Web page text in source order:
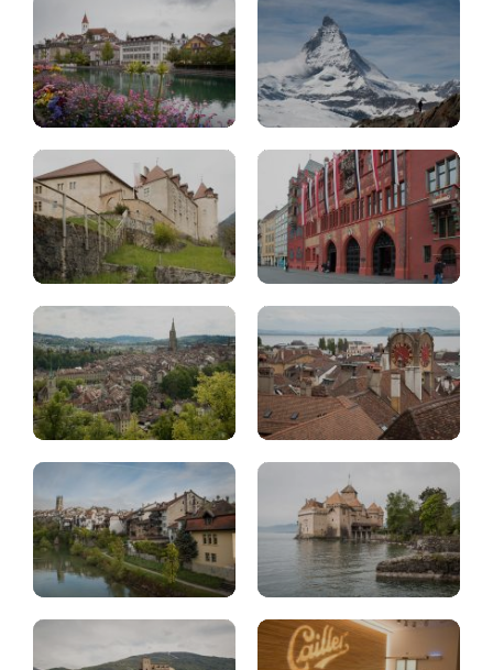
Gruyeres Basilea
Berna Neuchatel
Friburgo
Castillo
de
Chillon
Sion
Fábrica
chocolate